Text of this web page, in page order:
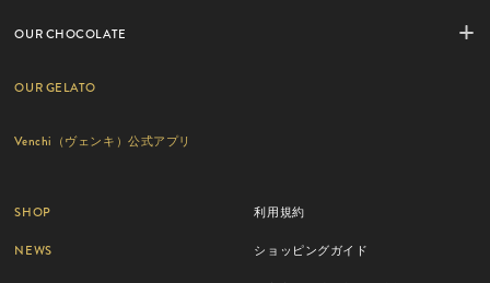
OUR CHOCOLATE
OUR GELATO
Venchi（ヴェンキ）公式アプリ
SHOP
NEWS
利用規約
ショッピングガイド